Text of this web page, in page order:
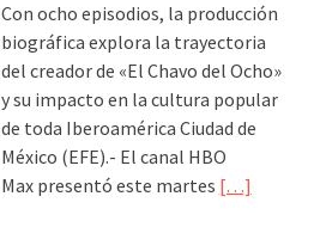
Con ocho episodios, la producción
biográfica explora la trayectoria
del creador de «El Chavo del Ocho»
y su impacto en la cultura popular
de toda Iberoamérica Ciudad de
México (EFE).- El canal HBO
Max presentó este martes […]